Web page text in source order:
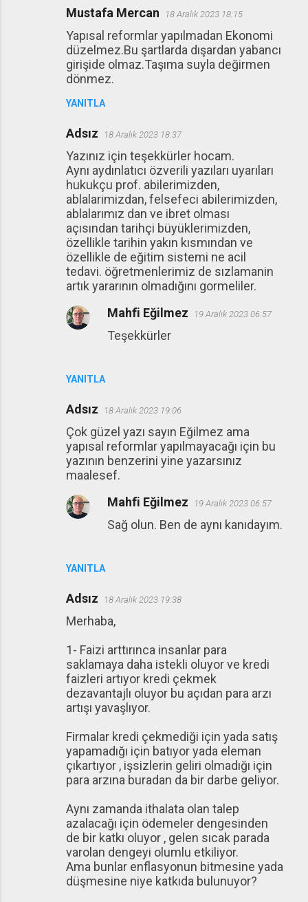
Mustafa Mercan 18 Aralık 2023 18:15
Yapısal reformlar yapılmadan Ekonomi
düzelmez.Bu şartlarda dışardan yabancı
girişide olmaz.Taşıma suyla değirmen
dönmez.
YANITLA
Adsız 18 Aralık 2023 18:37
Yazınız için teşekkürler hocam.
Aynı aydınlatıcı özverili yazıları uyarıları
hukukçu prof. abilerimizden,
ablalarimizdan, felsefeci abilerimizden,
ablalarımız dan ve ibret olması
açısından tarihçi büyüklerimizden,
özellikle tarihin yakın kısmından ve
özellikle de eğitim sistemi ne acil
tedavi. öğretmenlerimiz de sızlamanin
artık yararının olmadığını gormeliler.
YANITLA
Mahfi Eğilmez 19 Aralık 2023 06:57
Teşekkürler
Adsız 18 Aralık 2023 19:06
Çok güzel yazı sayın Eğilmez ama
yapısal reformlar yapılmayacağı için bu
yazının benzerini yine yazarsınız
maalesef.
YANITLA
Mahfi Eğilmez 19 Aralık 2023 06:57
Sağ olun. Ben de aynı kanıdayım.
Adsız 18 Aralık 2023 19:38
Merhaba,
1- Faizi arttırınca insanlar para
saklamaya daha istekli oluyor ve kredi
faizleri artıyor kredi çekmek
dezavantajlı oluyor bu açıdan para arzı
artışı yavaşlıyor.
Firmalar kredi çekmediği için yada satış
yapamadığı için batıyor yada eleman
çıkartıyor , işsizlerin geliri olmadığı için
para arzına buradan da bir darbe geliyor.
Aynı zamanda ithalata olan talep
azalacağı için ödemeler dengesinden
de bir katkı oluyor , gelen sıcak parada
varolan dengeyi olumlu etkiliyor.
Ama bunlar enflasyonun bitmesine yada
düşmesine niye katkıda bulunuyor?